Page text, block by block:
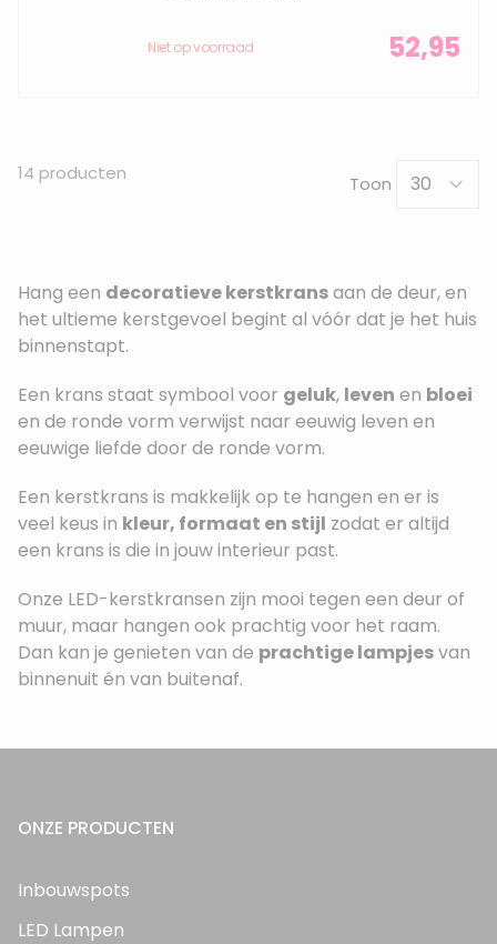
Niet op voorraad 52,95
14 producten Toon
Hang een decoratieve kerstkransaan de deur, en
het ultieme kerstgevoel begint al vóór dat je het huis
binnenstapt.
Een krans staat symbool voor geluk, leven en bloei
en de ronde vorm verwijst naar eeuwig leven en
eeuwige liefde door de ronde vorm.
Een kerstkrans is makkelijk op te hangen en er is
veel keus in kleur, formaat en stijl zodat er altijd
een krans is die in jouw interieur past.
Onze LED-kerstkransen zijn mooi tegen een deur of
muur, maar hangen ook prachtig voor het raam.
Dan kan je genieten van de prachtige lampjesvan
binnenuit én van buitenaf.
ONZE PRODUCTEN
Inbouwspots
LED Lampen